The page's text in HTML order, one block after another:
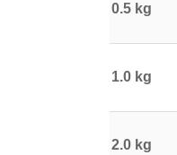
0.5 kg
1.0 kg
2.0 kg